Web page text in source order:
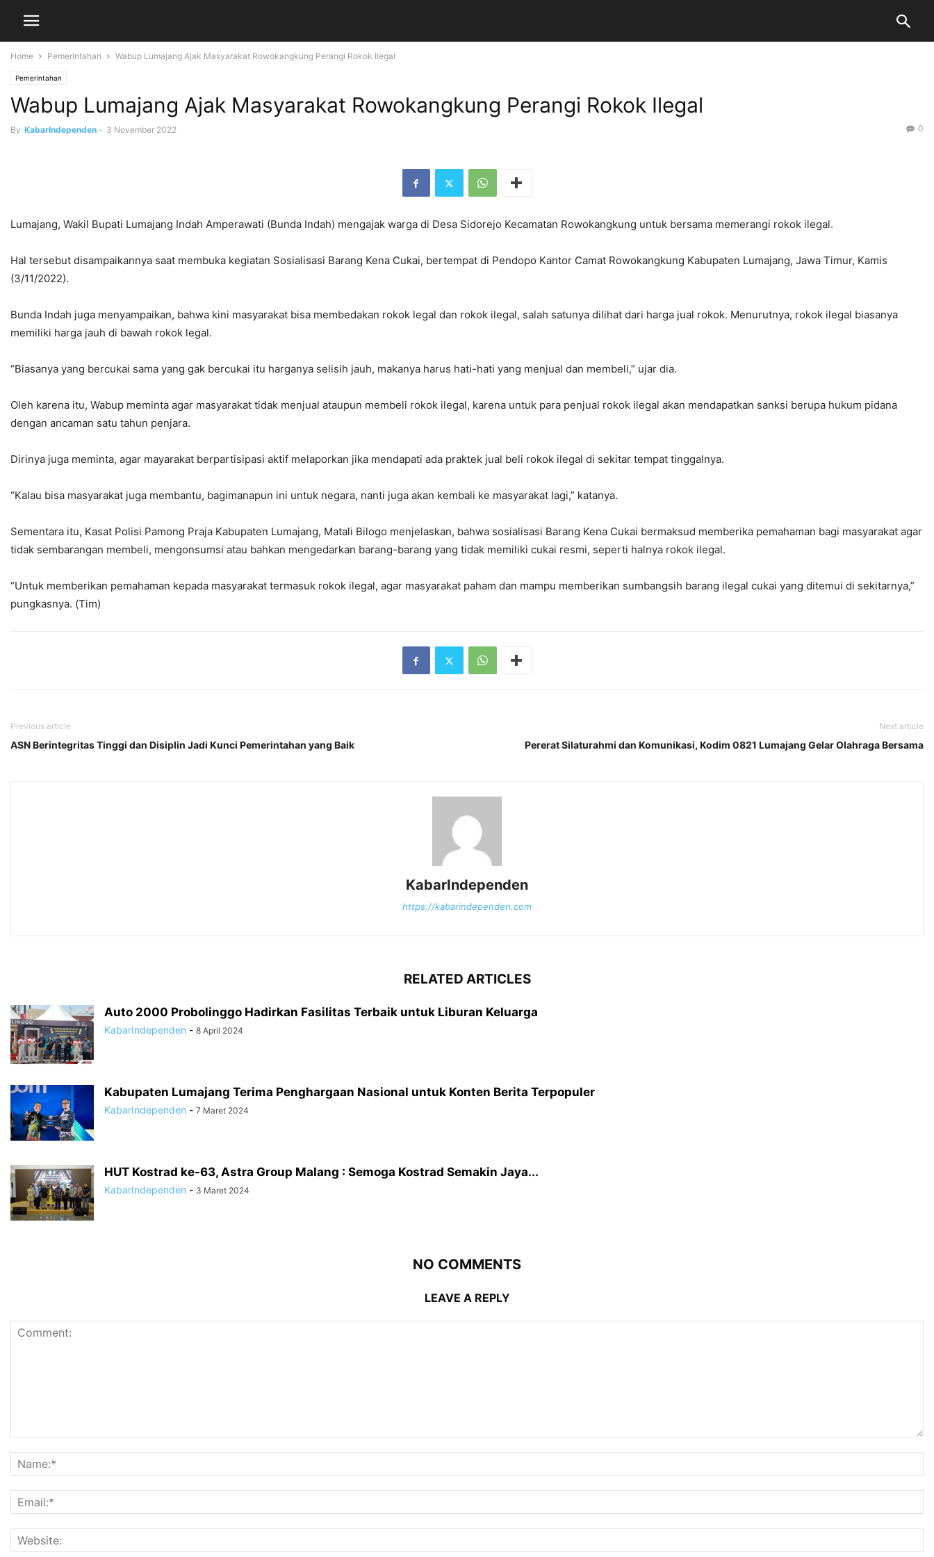
Home Pemerintahan Wabup Lumajang Ajak Masyarakat Rowokangkung Perangi Rokok Ilegal
Pemerintahan
Wabup Lumajang Ajak Masyarakat Rowokangkung Perangi Rokok Ilegal
By KabarIndependen - 3 November 2022 0
Lumajang, Wakil Bupati Lumajang Indah Amperawati (Bunda Indah) mengajak warga di Desa Sidorejo Kecamatan Rowokangkung untuk bersama memerangi rokok ilegal.
Hal tersebut disampaikannya saat membuka kegiatan Sosialisasi Barang Kena Cukai, bertempat di Pendopo Kantor Camat Rowokangkung Kabupaten Lumajang, Jawa Timur, Kamis
(3/11/2022).
Bunda Indah juga menyampaikan, bahwa kini masyarakat bisa membedakan rokok legal dan rokok ilegal, salah satunya dilihat dari harga jual rokok. Menurutnya, rokok ilegal biasanya
memiliki harga jauh di bawah rokok legal.
“Biasanya yang bercukai sama yang gak bercukai itu harganya selisih jauh, makanya harus hati-hati yang menjual dan membeli,” ujar dia.
Oleh karena itu, Wabup meminta agar masyarakat tidak menjual ataupun membeli rokok ilegal, karena untuk para penjual rokok ilegal akan mendapatkan sanksi berupa hukum pidana
dengan ancaman satu tahun penjara.
Dirinya juga meminta, agar mayarakat berpartisipasi aktif melaporkan jika mendapati ada praktek jual beli rokok ilegal di sekitar tempat tinggalnya.
“Kalau bisa masyarakat juga membantu, bagimanapun ini untuk negara, nanti juga akan kembali ke masyarakat lagi,” katanya.
Sementara itu, Kasat Polisi Pamong Praja Kabupaten Lumajang, Matali Bilogo menjelaskan, bahwa sosialisasi Barang Kena Cukai bermaksud memberika pemahaman bagi masyarakat agar
tidak sembarangan membeli, mengonsumsi atau bahkan mengedarkan barang-barang yang tidak memiliki cukai resmi, seperti halnya rokok ilegal.
“Untuk memberikan pemahaman kepada masyarakat termasuk rokok ilegal, agar masyarakat paham dan mampu memberikan sumbangsih barang ilegal cukai yang ditemui di sekitarnya,”
pungkasnya. (Tim)
Previous article
ASN Berintegritas Tinggi dan Disiplin Jadi Kunci Pemerintahan yang Baik
Next article
Pererat Silaturahmi dan Komunikasi, Kodim 0821 Lumajang Gelar Olahraga Bersama
KabarIndependen
https://kabarindependen.com
RELATED ARTICLES
Auto 2000 Probolinggo Hadirkan Fasilitas Terbaik untuk Liburan Keluarga
KabarIndependen - 8 April 2024
Kabupaten Lumajang Terima Penghargaan Nasional untuk Konten Berita Terpopuler
KabarIndependen - 7 Maret 2024
HUT Kostrad ke-63, Astra Group Malang : Semoga Kostrad Semakin Jaya...
KabarIndependen - 3 Maret 2024
NO COMMENTS
LEAVE A REPLY